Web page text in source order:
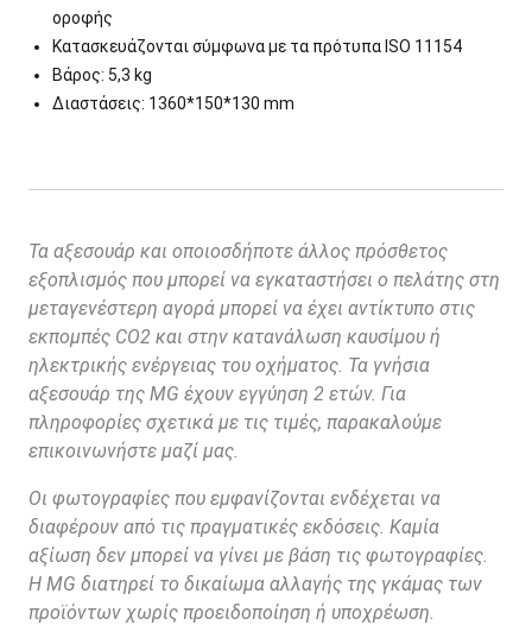
οροφής
Κατασκευάζονται σύμφωνα με τα πρότυπα ISO 11154
Βάρος: 5,3 kg
Διαστάσεις: 1360*150*130 mm
Τα αξεσουάρ και οποιοσδήποτε άλλος πρόσθετος
εξοπλισμός που μπορεί να εγκαταστήσει ο πελάτης στη
μεταγενέστερη αγορά μπορεί να έχει αντίκτυπο στις
εκπομπές CO2 και στην κατανάλωση καυσίμου ή
ηλεκτρικής ενέργειας του οχήματος. Τα γνήσια
αξεσουάρ της MG έχουν εγγύηση 2 ετών. Για
πληροφορίες σχετικά με τις τιμές, παρακαλούμε
επικοινωνήστε μαζί μας.
Οι φωτογραφίες που εμφανίζονται ενδέχεται να
διαφέρουν από τις πραγματικές εκδόσεις. Καμία
αξίωση δεν μπορεί να γίνει με βάση τις φωτογραφίες.
Η MG διατηρεί το δικαίωμα αλλαγής της γκάμας των
προϊόντων χωρίς προειδοποίηση ή υποχρέωση.